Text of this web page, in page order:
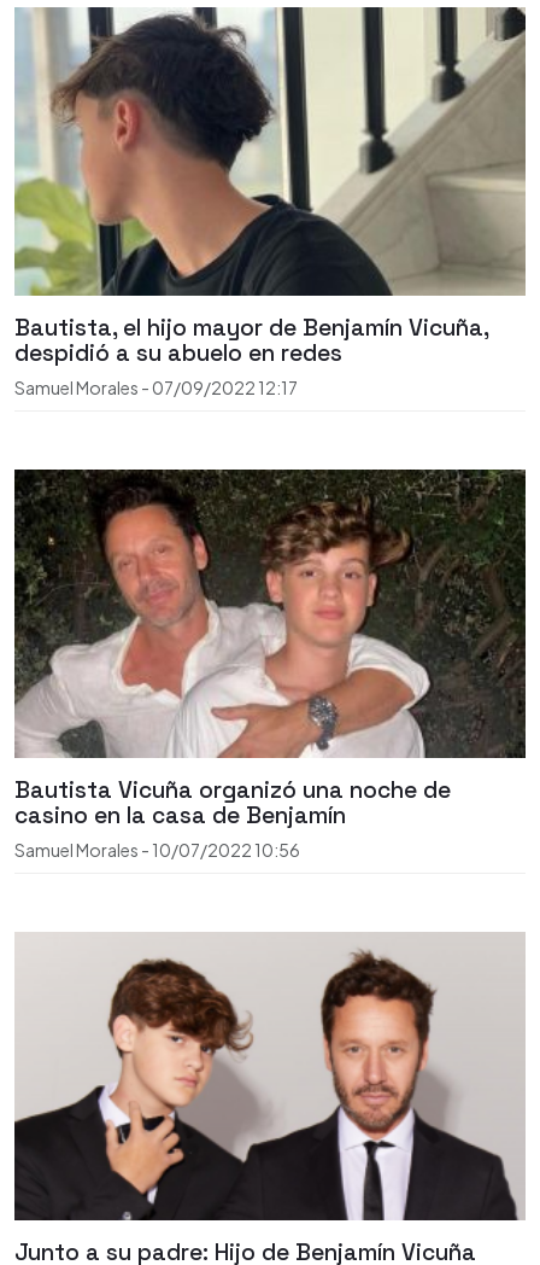
Bautista, el hijo mayor de Benjamín Vicuña,
despidió a su abuelo en redes
Samuel Morales - 07/09/2022 12:17
Bautista Vicuña organizó una noche de
casino en la casa de Benjamín
Samuel Morales - 10/07/2022 10:56
Junto a su padre: Hijo de Benjamín Vicuña